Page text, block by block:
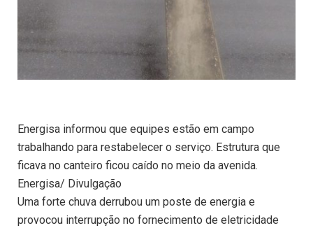
Energisa informou que equipes estão em campo
trabalhando para restabelecer o serviço. Estrutura que
ficava no canteiro ficou caído no meio da avenida.
Energisa/ Divulgação
Uma forte chuva derrubou um poste de energia e
provocou interrupção no fornecimento de eletricidade